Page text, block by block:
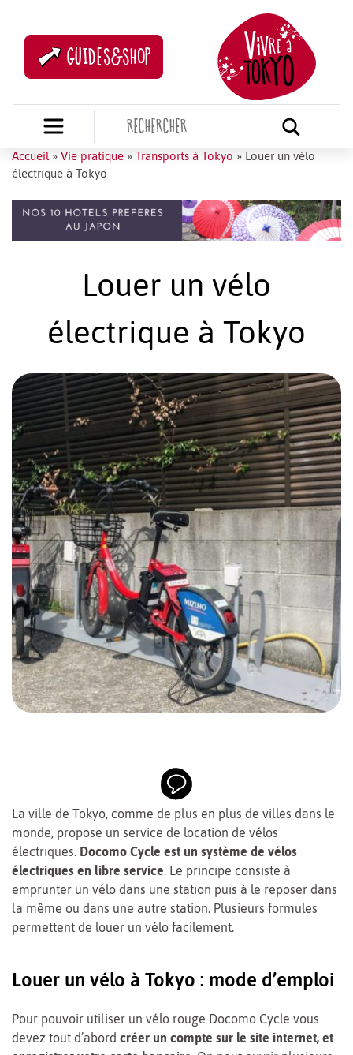
GUIDES&SHOP
Accueil » Vie pratique » Transports à Tokyo » Louer un vélo
électrique à Tokyo
Louer un vélo
électrique à Tokyo
La ville de Tokyo, comme de plus en plus de villes dans le
monde, propose un service de location de vélos
électriques. Docomo Cycle est un système de vélos
électriques en libre service. Le principe consiste à
emprunter un vélo dans une station puis à le reposer dans
la même ou dans une autre station. Plusieurs formules
permettent de louer un vélo facilement.
Louer un vélo à Tokyo : mode d’emploi
Pour pouvoir utiliser un vélo rouge Docomo Cycle vous
devez tout d’abord créer un compte sur le site internet, et